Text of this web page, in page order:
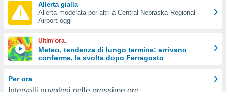
Web
le
Allerta gialla
Allerta moderata per altri a Central Nebraska Regional
Airport oggi
Ultim'ora.
Meteo, tendenza di lungo termine: arrivano
conferme, la svolta dopo Ferragosto
Per ora